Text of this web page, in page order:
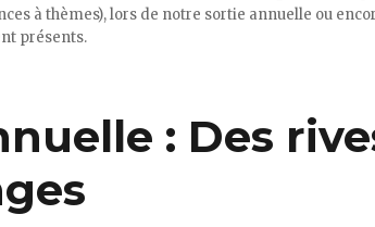
à thèmes), lors de notre sortie annuelle ou
présents.
: Des